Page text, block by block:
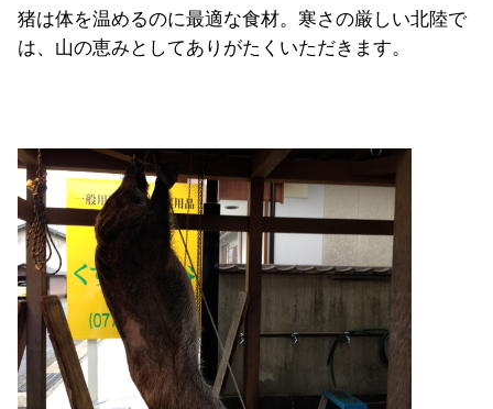
猪は体を温めるのに最適な食材。寒さの厳しい北陸で
は、山の恵みとしてありがたくいただきます。